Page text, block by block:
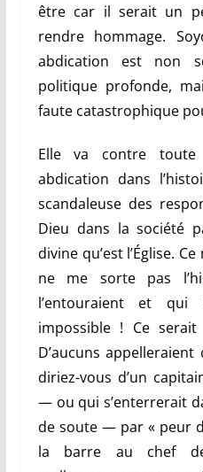
être car il serait un
rendre hommage.
abdication est non
politique profonde,
faute catastrophique
Elle va contre
abdication dans
scandaleuse des
Dieu dans la société
divine qu’est l’Église.
ne me sorte pas
l’entouraient et
impossible ! Ce
D’aucuns
diriez-vous d’un
— ou qui s’enterrerait
de soute — par « peur
la barre au chef